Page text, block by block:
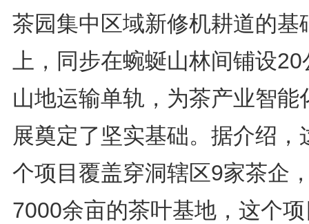
茶园集中区域新修机耕道的基
上，同步在蜿蜒山林间铺设20
山地运输单轨，为茶产业智能
展奠定了坚实基础。据介绍，
个项目覆盖穿洞辖区9家茶企
7000余亩的茶叶基地，这个